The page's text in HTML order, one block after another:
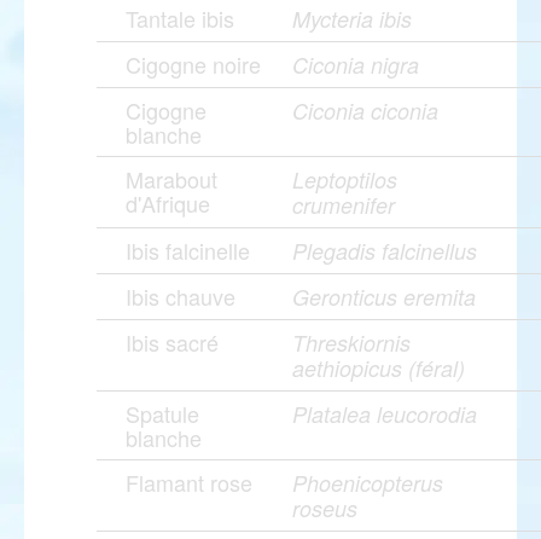
Tantale ibis Mycteria ibis
Cigogne noire Ciconia nigra
Cigogne
blanche
Ciconia ciconia
Marabout
d'Afrique
Leptoptilos
crumenifer
Ibis falcinelle Plegadis falcinellus
Ibis chauve Geronticus eremita
Ibis sacré
Threskiornis
aethiopicus (féral)
Spatule
blanche
Platalea leucorodia
Flamant rose
Phoenicopterus
roseus